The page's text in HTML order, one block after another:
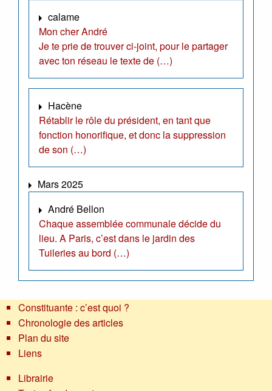
calame
Mon cher André
Je te prie de trouver ci-joint, pour le partager
avec ton réseau le texte de (…)
Hacène
Rétablir le rôle du président, en tant que
fonction honorifique, et donc la suppression
de son (…)
Mars 2025
André Bellon
Chaque assemblée communale décide du
lieu. A Paris, c’est dans le jardin des
Tuileries au bord (…)
Constituante : c’est quoi ?
Chronologie des articles
Plan du site
Liens
Librairie